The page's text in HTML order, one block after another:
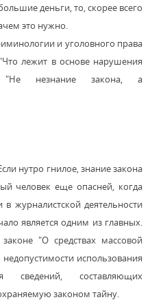
деньги, то, скорее всего
это нужно.
и уголовного права
лежит в основе нарушения
незнание закона, а
нутро гнилое, знание закона
человек еще опасней, когда
журналистской деятельности
является одним из главных.
"О средствах массовой
использования
составляющих
законом тайну.